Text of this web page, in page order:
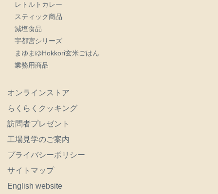
レトルトカレー
スティック商品
減塩食品
宇都宮シリーズ
まゆまゆHokkori玄米ごはん
業務用商品
オンラインストア
らくらくクッキング
訪問者プレゼント
工場見学のご案内
プライバシーポリシー
サイトマップ
English website